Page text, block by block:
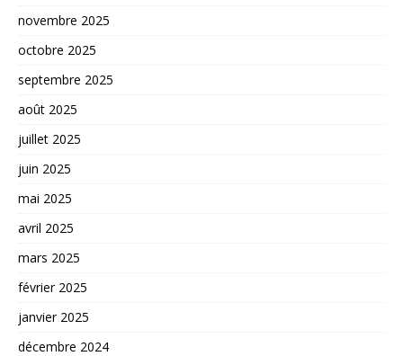
novembre 2025
octobre 2025
septembre 2025
août 2025
juillet 2025
juin 2025
mai 2025
avril 2025
mars 2025
février 2025
janvier 2025
décembre 2024